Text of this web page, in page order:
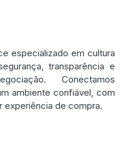
especializado em cultura
transparência e
Conectamos
ambiente confiável, com
experiência de compra.